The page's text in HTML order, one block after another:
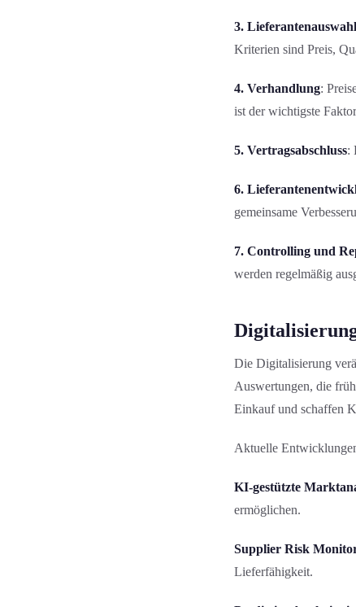
3.
Kriterien sind Preis,
4. Verhandlung:
ist der wichtigste
5. Vertragsabschluss:
6.
gemeinsame
7. Controlling und
werden regelmäßig
Die Digitalisierung
Auswertung­en, die
Einkauf und schaffen
Aktuelle
KI-gestützte
ermöglichen.
Supplier Risk
Lieferfähigkeit.